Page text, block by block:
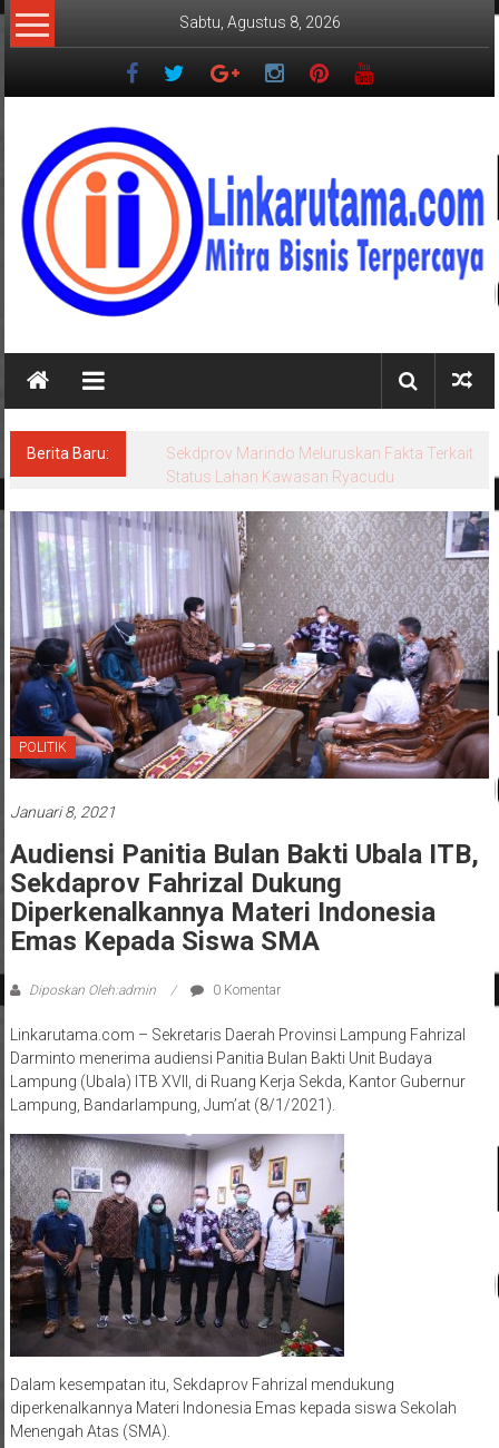
Lompat
ke
Sabtu, Agustus 8, 2026
LINKARUTAMA.COM
Mitra
Terpercaya
Berita Baru:
Sekdprov Marindo Meluruskan Fakta Terkait
Status Lahan Kawasan Ryacudu
POLITIK
Januari 8, 2021
Audiensi Panitia Bulan Bakti Ubala ITB,
Sekdaprov Fahrizal Dukung
Diperkenalkannya Materi Indonesia
Emas Kepada Siswa SMA
Diposkan Oleh:admin 0 Komentar
Linkarutama.com – Sekretaris Daerah Provinsi Lampung Fahrizal
Darminto menerima audiensi Panitia Bulan Bakti Unit Budaya
Lampung (Ubala) ITB XVII, di Ruang Kerja Sekda, Kantor Gubernur
Lampung, Bandarlampung, Jum’at (8/1/2021).
Dalam kesempatan itu, Sekdaprov Fahrizal mendukung
diperkenalkannya Materi Indonesia Emas kepada siswa Sekolah
Menengah Atas (SMA).